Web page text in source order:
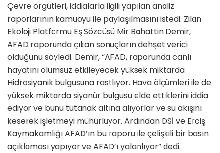
Çevre örgütleri, iddialarla ilgili yapılan analiz
raporlarının kamuoyu ile paylaşılmasını istedi. Zilan
Ekoloji Platformu Eş Sözcüsü Mir Bahattin Demir,
AFAD raporunda çıkan sonuçların dehşet verici
olduğunu söyledi. Demir, “AFAD, raporunda canlı
hayatını olumsuz etkileyecek yüksek miktarda
Hidrosiyanik bulgusuna rastlıyor. Hava ölçümleri ile de
yüksek miktarda siyanür bulgusu elde ettiklerini iddia
ediyor ve bunu tutanak altına alıyorlar ve su akışını
keserek işletmeyi mühürlüyor. Ardından DSİ ve Erciş
Kaymakamlığı AFAD’ın bu raporu ile çelişkili bir basın
açıklaması yapıyor ve AFAD’ı yalanlıyor” dedi.